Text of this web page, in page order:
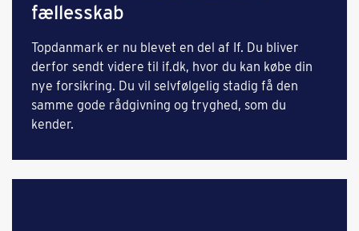
fællesskab
Topdanmark er nu blevet en del af If. Du bliver
derfor sendt videre til if.dk, hvor du kan købe din
nye forsikring. Du vil selvfølgelig stadig få den
samme gode rådgivning og tryghed, som du
kender.